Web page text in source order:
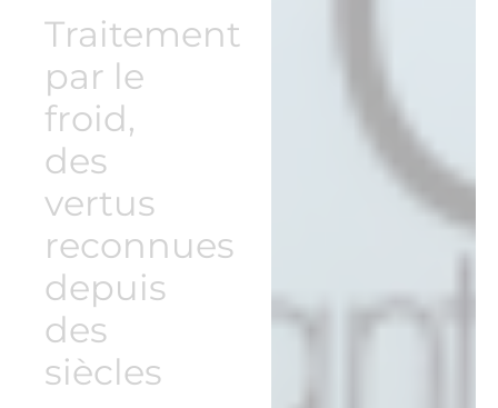
Traitement
par le
froid,
des
vertus
reconnues
depuis
des
siècles